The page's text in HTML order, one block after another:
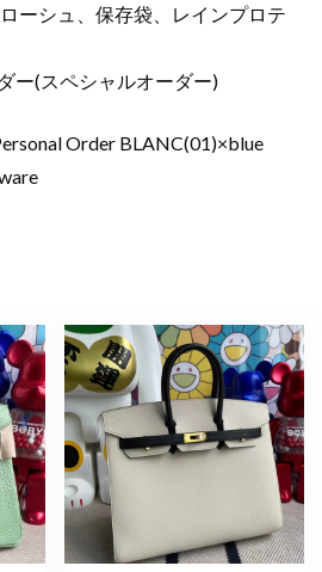
ーシュ、保存袋、レインプロテ
ー(スペシャルオーダー)
Order BLANC(01)×blue